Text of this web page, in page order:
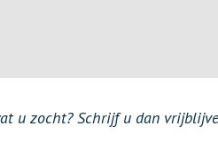
u zocht? Schrijf u dan